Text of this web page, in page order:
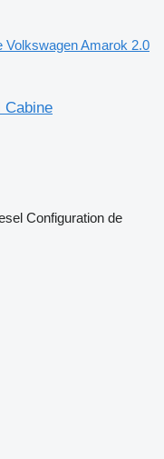
Volkswagen Amarok 2.0
Cabine
Configuration de